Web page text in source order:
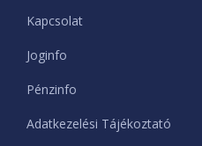
Kapcsolat
Joginfo
Pénzinfo
Adatkezelési Tájékoztató